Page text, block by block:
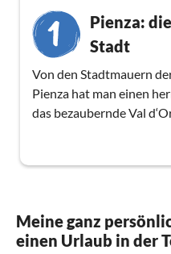
Pienza:
Stadt
Von den Stadtmauern
Pienza hat man einen
das bezaubernde Val
Meine ganz
einen Urlaub in der